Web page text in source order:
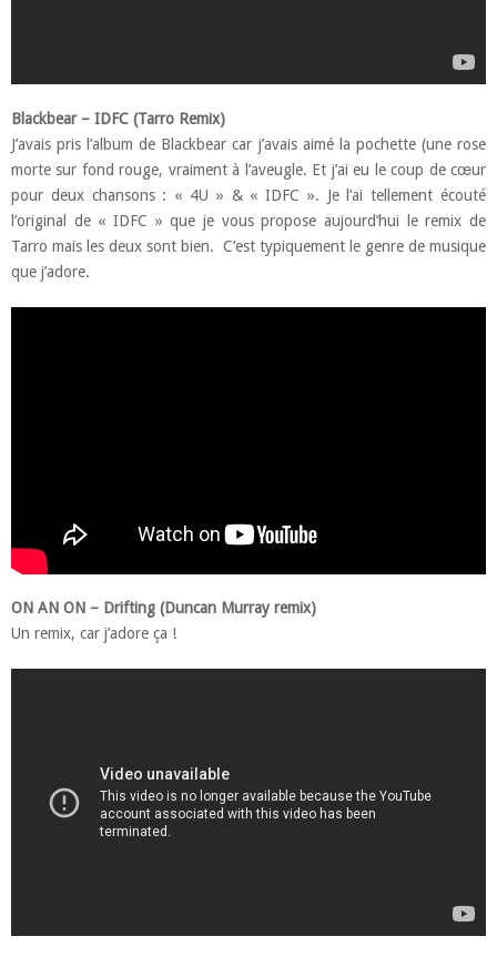
Blackbear – IDFC (Tarro Remix)
J’avais pris l’album de Blackbear car j’avais aimé la pochette (une rose
morte sur fond rouge, vraiment à l’aveugle. Et j’ai eu le coup de cœur
pour deux chansons : « 4U » & « IDFC ». Je l’ai tellement écouté
l’original de « IDFC » que je vous propose aujourd’hui le remix de
Tarro mais les deux sont bien. C’est typiquement le genre de musique
que j’adore.
ON AN ON – Drifting (Duncan Murray remix)
Un remix, car j’adore ça !